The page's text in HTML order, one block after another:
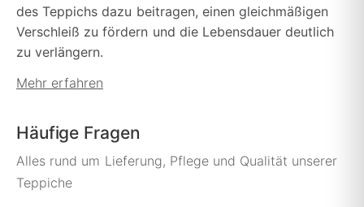
des Teppichs dazu beitragen, einen gleichmäßigen
Verschleiß zu fördern und die Lebensdauer deutlich
zu verlängern.
Mehr erfahren
Häufige Fragen
Alles rund um Lieferung, Pflege und Qualität unserer
Teppiche